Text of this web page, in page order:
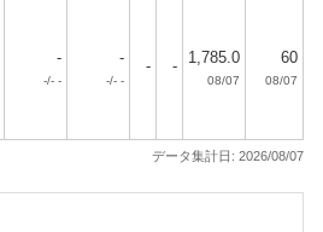
-
-/- -
-
-/- -
- - 1,785.0
08/07
60
08/07
データ集計日: 2026/08/07